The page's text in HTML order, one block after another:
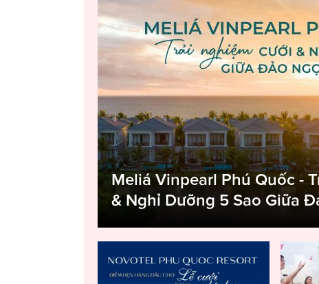
Meliá Vinpearl Phú Quốc -
& Nghỉ Dưỡng 5 Sao Giữa